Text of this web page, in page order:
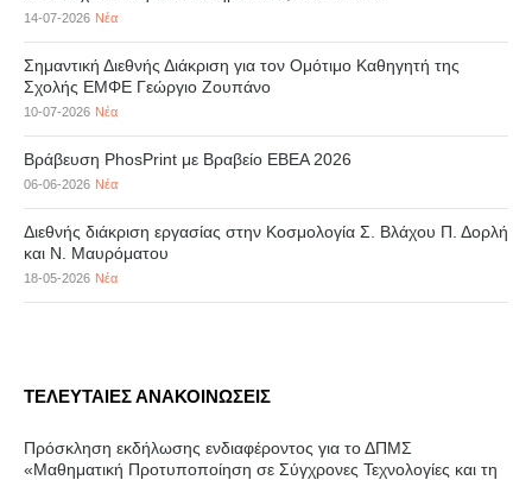
14-07-2026 Νέα
Σημαντική Διεθνής Διάκριση για τον Ομότιμο Καθηγητή της
Σχολής ΕΜΦΕ Γεώργιο Ζουπάνο
10-07-2026 Νέα
Βράβευση PhosPrint με Βραβείο ΕΒΕΑ 2026
06-06-2026 Νέα
Διεθνής διάκριση εργασίας στην Κοσμολογία Σ. Βλάχου Π. Δορλή
και Ν. Μαυρόματου
18-05-2026 Νέα
ΤΕΛΕΥΤΑΙΕΣ ΑΝΑΚΟΙΝΩΣΕΙΣ
Πρόσκληση εκδήλωσης ενδιαφέροντος για το ΔΠΜΣ
«Μαθηματική Προτυποποίηση σε Σύγχρονες Τεχνολογίες και τη